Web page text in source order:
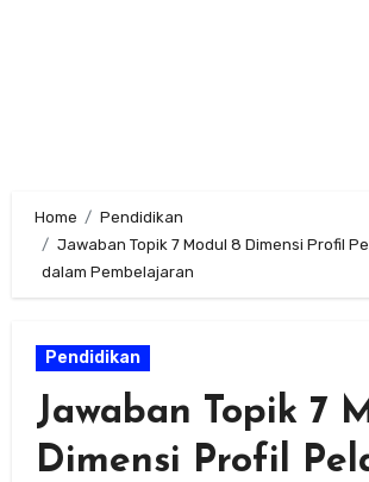
Home
Pendidikan
Jawaban Topik 7 Modul 8 Dimensi Profil
dalam Pembelajaran
Pendidikan
Jawaban Topik 7
Dimensi Profil